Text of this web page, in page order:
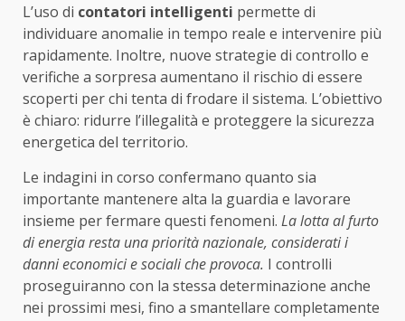
L’uso di contatori intelligenti permette di
individuare anomalie in tempo reale e intervenire più
rapidamente. Inoltre, nuove strategie di controllo e
verifiche a sorpresa aumentano il rischio di essere
scoperti per chi tenta di frodare il sistema. L’obiettivo
è chiaro: ridurre l’illegalità e proteggere la sicurezza
energetica del territorio.
Le indagini in corso confermano quanto sia
importante mantenere alta la guardia e lavorare
insieme per fermare questi fenomeni. La lotta al furto
di energia resta una priorità nazionale, considerati i
danni economici e sociali che provoca. I controlli
proseguiranno con la stessa determinazione anche
nei prossimi mesi, fino a smantellare completamente